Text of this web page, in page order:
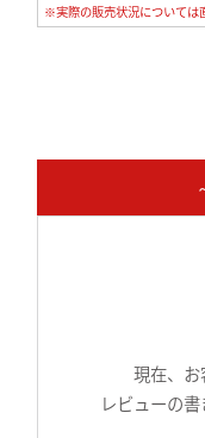
・のんびりカフェ
・ANAインターコ
・Cafe54EVER（あ
・Salon＆academy
・セブンイレブン
・Amelie(アメリー)
※実際の販売状況については
現在、お
レビューの